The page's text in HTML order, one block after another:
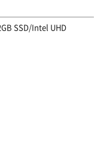
SSD/Intel UHD